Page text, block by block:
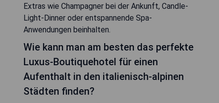
Extras wie Champagner bei der Ankunft, Candle-
Light-Dinner oder entspannende Spa-
Anwendungen beinhalten.
Wie kann man am besten das perfekte
Luxus-Boutiquehotel für einen
Aufenthalt in den italienisch-alpinen
Städten finden?